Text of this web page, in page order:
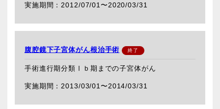
2012/07/01〜2020/03/31
腹腔鏡下子宮体がん根治手術
手術進行期分類Ⅰｂ期までの子宮体がん
2013/03/01〜2014/03/31